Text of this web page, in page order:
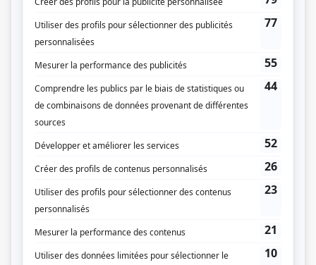
Dates de diffusion
Le 2 novembre 1952
1 épisode au total
Distribution
Jean Stuart(Rôle inconnu)
Henri Norbert
Rose Rey-Duzil(Rôle inconnu)
Camille Ducharme(Rôle inconnu)